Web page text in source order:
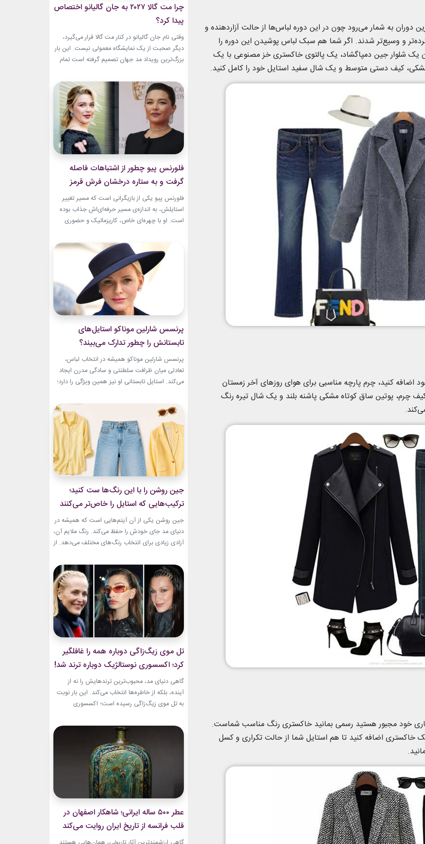
دوران به شمار می‌رود چون در این دوره لباس‌ها از حالت آزاردهنده و
و وسیع‌تر شدند. اگر شما هم سبک لباس پوشیدن این دوره را
یک شلوار جین دمپاگشاد، یک پالتوی خاکستری خز مصنوعی با یک
کیف دستی متوسط و یک شال سفید استایل خود را کامل کنید.
کنید، چرم پارچه مناسبی برای هوای روزهای آخر زمستان
چرم، پوتین ساق کوتاه مشکی پاشنه بلند و یک شال تیره رنگ
خود مجبور هستید رسمی بمانید خاکستری رنگ مناسب شماست.
اضافه کنید تا هم استایل شما از حالت تکراری و کسل
چرا مت گالا ۲۰۲۷ به جان گالیانو اختصاص
پیدا کرد؟
وقتی نام جان گالیانو در کنار مت گالا قرار می‌گیرد،
دیگر صحبت از یک نمایشگاه معمولی نیست. این بار
بزرگ‌ترین رویداد مد جهان تصمیم گرفته است تمام
طراحان تاریخ را به تصویر بکشد. نمایشگاه John
Galliano: Horizons که با عنوان «افق‌های جان
گالیانو» شناخته می‌شود، فقط مرور لباس‌های...
فلورنس پیو چطور از اشتباهات فاصله
گرفت و به ستاره درخشان فرش قرمز
تبدیل شد؟
فلورنس پیو یکی از بازیگرانی است که مسیر تغییر
استایلش، به اندازه‌ی مسیر حرفه‌ای‌اش جذاب بوده
است. او با چهره‌ای خاص، کاریزماتیک و حضوری
سال‌های ابتدایی فعالیتش هنوز زبان شخصی خود را
در مد پیدا نکرده بود.لینک پیشنهادیخرید اکسسوری
و زیورآلات نقرهگیاهان آپارتمانیجدیدترین کالکشن
پرنسس شارلین موناکو استایل‌های
تابستانش را چطور تدارک می‌بیند؟
پرنسس شارلین موناکو همیشه در انتخاب لباس،
تعادلی میان ظرافت سلطنتی و سادگی مدرن ایجاد
می‌کند. استایل تابستانی او نیز همین ویژگی را دارد؛
طراحی‌هایی که برای روزهای گرم، هم راحت هستند
و هم باشکوه. از مراسم‌های رسمی کاخ گرفته تا
حضورهای صمیمی‌تر، شارلین نشان داده که
پیراهن‌های...
جین روشن را با این رنگ‌ها ست کنید؛
ترکیب‌هایی که استایل را خاص‌تر می‌کنند
جین روشن یکی از آن آیتم‌هایی است که همیشه در
دنیای مد جای خودش را حفظ می‌کند. رنگ ملایم آن،
آزادی زیادی برای انتخاب رنگ‌های مختلف می‌دهد. از
مینیمال، جین روشن می‌تواند پایه یک ظاهر شیک و
امروزی باشد. کافی است رنگ همراه آن را درست
انتخاب...
تل موی زیگ‌زاگی دوباره همه را غافلگیر
کرد؛ اکسسوری نوستالژیک دوباره ترند شد!
گاهی دنیای مد، محبوب‌ترین ترندهایش را نه از
آینده، بلکه از خاطره‌ها انتخاب می‌کند. این بار نوبت
به تل موی زیگ‌زاگی رسیده است؛ اکسسوری‌
اوایل دهه ۲۰۰۰ به یاد دارند و حالا با ظاهری آشنا اما
جایگاهی تازه، دوباره به مرکز توجه برگشته است....
عطر ۵۰۰ ساله ایرانی؛ شاهکار اصفهان در
قلب فرانسه از تاریخ ایران روایت می‌کند